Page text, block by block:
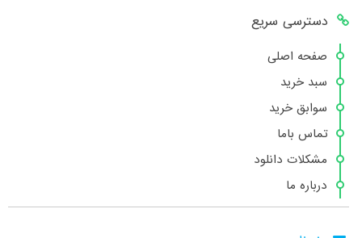
محمدشهنوازیمی گوید :
سلام بنده محمد شهنوازی فقط بوسیله ا [...]
محمدمی گوید :
سلام تعداد کتاب۶در سایت زیاد نیست [...]
هانیه عسگری
بسیار عالی [...]
دسترسی سریع
صفحه اصلی
سبد خرید
سوابق خرید
تماس باما
مشکلات دانلود
درباره ما